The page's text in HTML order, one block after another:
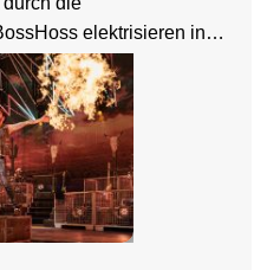
elektrisieren in